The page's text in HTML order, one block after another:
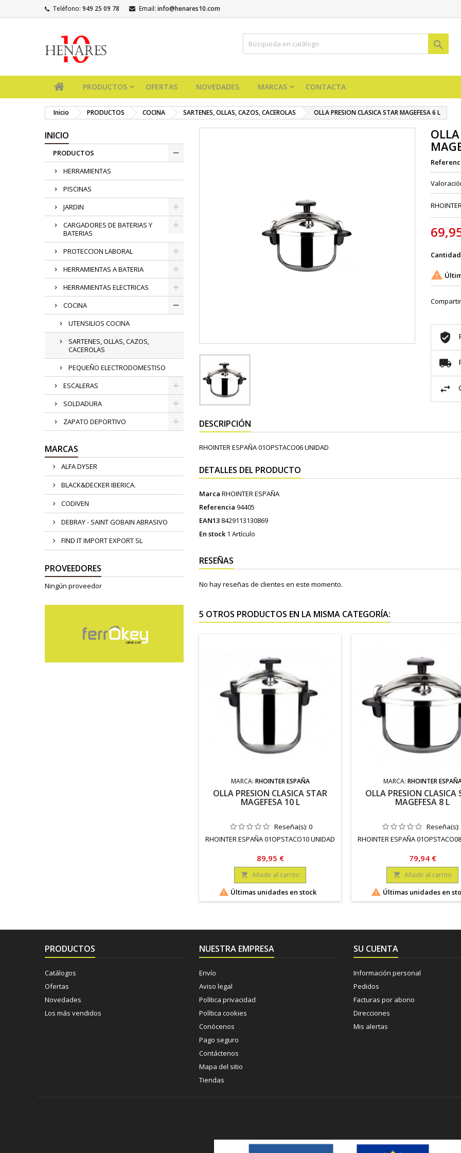
Teléfono: 949 25 09 78 Email: info@henares10.com

PRODUCTOS OFERTAS NOVEDADES MARCAS CONTACTA
Inicio PRODUCTOS COCINA SARTENES, OLLAS, CAZOS, CACEROLAS OLLA PRESION CLASICA STAR MAGEFESA 6 L
INICIO
PRODUCTOS
HERRAMIENTAS
PISCINAS
JARDIN
CARGADORES DE BATERIAS Y
BATERIAS
PROTECCION LABORAL
HERRAMIENTAS A BATERIA
HERRAMIENTAS ELECTRICAS
COCINA
UTENSILIOS COCINA
SARTENES, OLLAS, CAZOS,
CACEROLAS
PEQUEÑO ELECTRODOMESTISO
ESCALERAS
SOLDADURA
ZAPATO DEPORTIVO
MARCAS
ALFA DYSER
BLACK&DECKER IBERICA.
CODIVEN
DEBRAY - SAINT GOBAIN ABRASIVO
FIND IT IMPORT EXPORT SL
PROVEEDORES
Ningún proveedor
Cantidad

Compartir
DESCRIPCIÓN
RHOINTER ESPAÑA 01OPSTACO06 UNIDAD
DETALLES DEL PRODUCTO
Marca RHOINTER ESPAÑA
Referencia 94405
EAN13 8429113130869
En stock 1 Artículo
RESEÑAS
No hay reseñas de clientes en este momento.
5 OTROS PRODUCTOS EN LA MISMA CATEGORÍA:
MARCA: RHOINTER ESPAÑA
OLLA PRESION CLASICA STAR
MAGEFESA 10 L
Reseña(s): 0
RHOINTER ESPAÑA 01OPSTACO10 UNIDAD
Precio
89,95 €
 Añadir al carrito
 Últimas unidades en stock
MARCA: RHOINTER
OLLA PRESION CLASICA
MAGEFESA 8 L
Reseña(s):
RHOINTER ESPAÑA
Precio
79,94 €
 Añadir al carrito
 Últimas unidades en
PRODUCTOS
Catálogos
Ofertas
Novedades
Los más vendidos
NUESTRA EMPRESA
Envío
Aviso legal
Política privacidad
Política cookies
Conócenos
Pago seguro
Contáctenos
Mapa del sitio
Tiendas
SU CUENTA
Información personal
Pedidos
Facturas por abono
Direcciones
Mis alertas